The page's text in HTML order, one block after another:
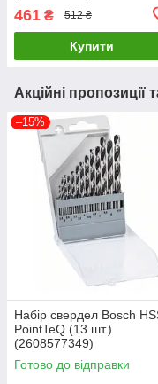
461 ₴ 512 ₴
Купити
Акційні пропозиції
–15%
Набір свердел Bosch
PointTeQ (13 шт.)
(2608577349)
Готово до відправки